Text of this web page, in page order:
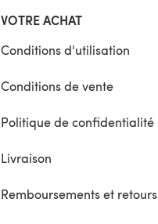
VOTRE ACHAT
Conditions d'utilisation
Conditions de vente
Politique de confidentialité
Livraison
Remboursements et retours